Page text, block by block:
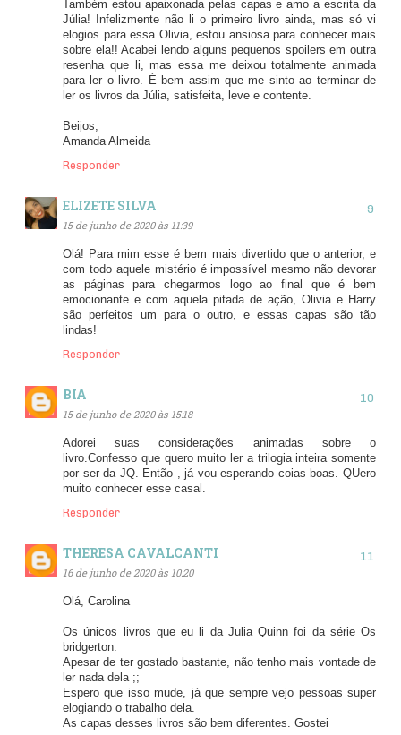
Também estou apaixonada pelas capas e amo a escrita da
Júlia! Infelizmente não li o primeiro livro ainda, mas só vi
elogios para essa Olivia, estou ansiosa para conhecer mais
sobre ela!! Acabei lendo alguns pequenos spoilers em outra
resenha que li, mas essa me deixou totalmente animada
para ler o livro. É bem assim que me sinto ao terminar de
ler os livros da Júlia, satisfeita, leve e contente.
Beijos,
Amanda Almeida
Responder
ELIZETE SILVA
15 de junho de 2020 às 11:39
Olá! Para mim esse é bem mais divertido que o anterior, e
com todo aquele mistério é impossível mesmo não devorar
as páginas para chegarmos logo ao final que é bem
emocionante e com aquela pitada de ação, Olivia e Harry
são perfeitos um para o outro, e essas capas são tão
lindas!
Responder
BIA
15 de junho de 2020 às 15:18
Adorei suas considerações animadas sobre o
livro.Confesso que quero muito ler a trilogia inteira somente
por ser da JQ. Então , já vou esperando coias boas. QUero
muito conhecer esse casal.
Responder
THERESA CAVALCANTI
16 de junho de 2020 às 10:20
Olá, Carolina
Os únicos livros que eu li da Julia Quinn foi da série Os
bridgerton.
Apesar de ter gostado bastante, não tenho mais vontade de
ler nada dela ;;
Espero que isso mude, já que sempre vejo pessoas super
elogiando o trabalho dela.
As capas desses livros são bem diferentes. Gostei